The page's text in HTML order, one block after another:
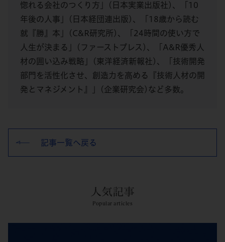
惚れる会社のつくり方」(日本実業出版社)、「10
年後の人事」(日本経団連出版)、「18歳から読む
就『勝』本」(C&R研究所)、「24時間の使い方で
人生が決まる」(ファーストプレス)、「A&R優秀人
材の囲い込み戦略」(東洋経済新報社)、「技術開発
部門を活性化させ、創造力を高める『技術人材の開
発とマネジメント』」(企業研究会)など多数。
記事一覧へ戻る
人気記事
Popular articles